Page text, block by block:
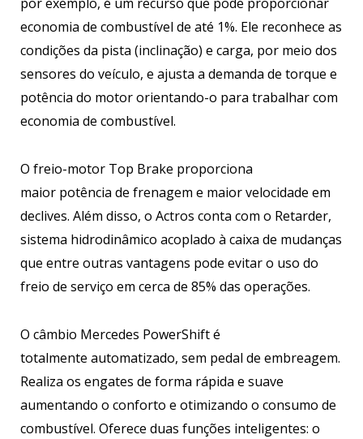
por exemplo, é um recurso que pode proporcionar
economia de combustível de até 1%. Ele reconhece as
condições da pista (inclinação) e carga, por meio dos
sensores do veículo, e ajusta a demanda de torque e
potência do motor orientando-o para trabalhar com
economia de combustível.
O freio-motor Top Brake proporciona
maior potência de frenagem e maior velocidade em
declives. Além disso, o Actros conta com o Retarder,
sistema hidrodinâmico acoplado à caixa de mudanças
que entre outras vantagens pode evitar o uso do
freio de serviço em cerca de 85% das operações.
O câmbio Mercedes PowerShift é
totalmente automatizado, sem pedal de embreagem.
Realiza os engates de forma rápida e suave
aumentando o conforto e otimizando o consumo de
combustível. Oferece duas funções inteligentes: o